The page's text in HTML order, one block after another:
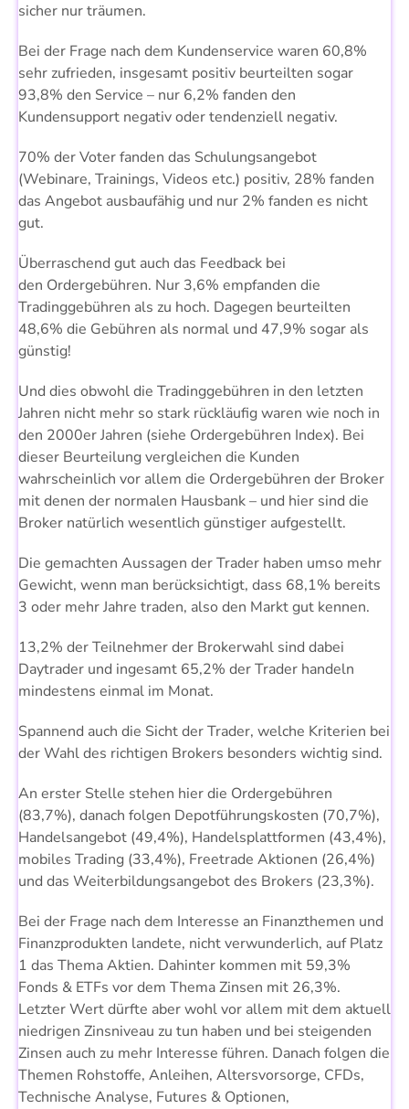
sicher nur träumen.
Bei der Frage nach dem Kundenservice waren 60,8%
sehr zufrieden, insgesamt positiv beurteilten sogar
93,8% den Service – nur 6,2% fanden den
Kundensupport negativ oder tendenziell negativ.
70% der Voter fanden das Schulungsangebot
(Webinare, Trainings, Videos etc.) positiv, 28% fanden
das Angebot ausbaufähig und nur 2% fanden es nicht
gut.
Überraschend gut auch das Feedback bei
den Ordergebühren. Nur 3,6% empfanden die
Tradinggebühren als zu hoch. Dagegen beurteilten
48,6% die Gebühren als normal und 47,9% sogar als
günstig!
Und dies obwohl die Tradinggebühren in den letzten
Jahren nicht mehr so stark rückläufig waren wie noch in
den 2000er Jahren (siehe Ordergebühren Index). Bei
dieser Beurteilung vergleichen die Kunden
wahrscheinlich vor allem die Ordergebühren der Broker
mit denen der normalen Hausbank – und hier sind die
Broker natürlich wesentlich günstiger aufgestellt.
Die gemachten Aussagen der Trader haben umso mehr
Gewicht, wenn man berücksichtigt, dass 68,1% bereits
3 oder mehr Jahre traden, also den Markt gut kennen.
13,2% der Teilnehmer der Brokerwahl sind dabei
Daytrader und ingesamt 65,2% der Trader handeln
mindestens einmal im Monat.
Spannend auch die Sicht der Trader, welche Kriterien bei
der Wahl des richtigen Brokers besonders wichtig sind.
An erster Stelle stehen hier die Ordergebühren
(83,7%), danach folgen Depotführungskosten (70,7%),
Handelsangebot (49,4%), Handelsplattformen (43,4%),
mobiles Trading (33,4%), Freetrade Aktionen (26,4%)
und das Weiterbildungsangebot des Brokers (23,3%).
Bei der Frage nach dem Interesse an Finanzthemen und
Finanzprodukten landete, nicht verwunderlich, auf Platz
1 das Thema Aktien. Dahinter kommen mit 59,3%
Fonds & ETFs vor dem Thema Zinsen mit 26,3%.
Letzter Wert dürfte aber wohl vor allem mit dem aktuell
niedrigen Zinsniveau zu tun haben und bei steigenden
Zinsen auch zu mehr Interesse führen. Danach folgen die
Themen Rohstoffe, Anleihen, Altersvorsorge, CFDs,
Technische Analyse, Futures & Optionen,